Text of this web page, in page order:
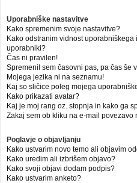
Uporabniške nastavitve
Kako spremenim svoje nastavitve?
Kako odstranim vidnost
uporabniki?
Čas ni pravilen!
Spremenil sem časovni pas, pa čas še
Mojega jezika ni na seznamu!
Kaj so sličice poleg mojega
Kako prikazati avatar?
Kaj je moj rang oz. stopnja in kako ga
Zakaj sem ob kliku na e-mail
Poglavje o objavljanju
Kako ustvarim novo temo ali objavim
Kako uredim ali izbrišem objavo?
Kako svoji objavi dodam podpis?
Kako ustvarim anketo?